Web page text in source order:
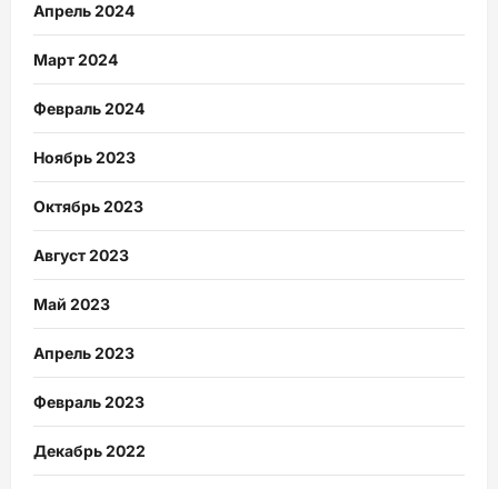
Апрель 2024
Март 2024
Февраль 2024
Ноябрь 2023
Октябрь 2023
Август 2023
Май 2023
Апрель 2023
Февраль 2023
Декабрь 2022